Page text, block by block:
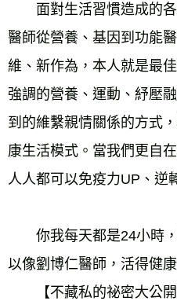
面對生活習慣造成的各
醫師從營養、基因到功能
維、新作為，本人就是最
強調的營養、運動、紓壓
到的維繫親情關係的方式
康生活模式。當我們更自
人人都可以免疫力UP、逆
你我每天都是24小時，
以像劉博仁醫師，活得健
【不藏私的祕密大公開